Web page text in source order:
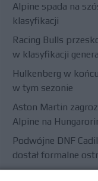
Alpine spada na
klasyfikacji
Racing Bulls
w klasyfikacji
Hulkenberg w
w tym sezonie
Aston Martin
Alpine na
Podwójne DNF
dostał formalne
Hungaroring